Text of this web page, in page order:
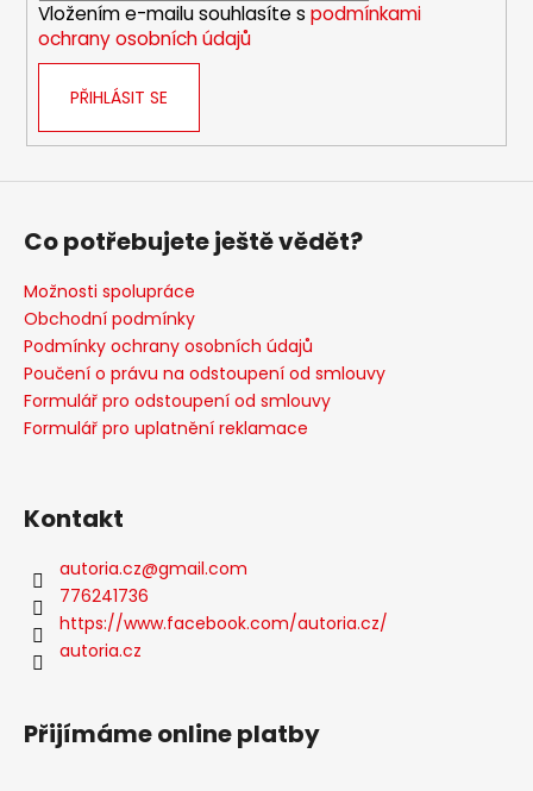
Vložením e-mailu souhlasíte s podmínkami
ochrany osobních údajů
PŘIHLÁSIT SE
Co potřebujete ještě vědět?
Možnosti spolupráce
Obchodní podmínky
Podmínky ochrany osobních údajů
Poučení o právu na odstoupení od smlouvy
Formulář pro odstoupení od smlouvy
Formulář pro uplatnění reklamace
Kontakt
autoria.cz@gmail.com
776241736
https://www.facebook.com/autoria.cz/
autoria.cz
Přijímáme online platby